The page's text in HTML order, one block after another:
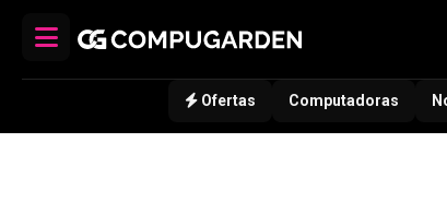
Ofertas Computadoras